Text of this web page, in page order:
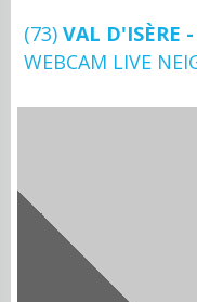
(73) VAL D'ISÈRE
WEBCAM LIVE